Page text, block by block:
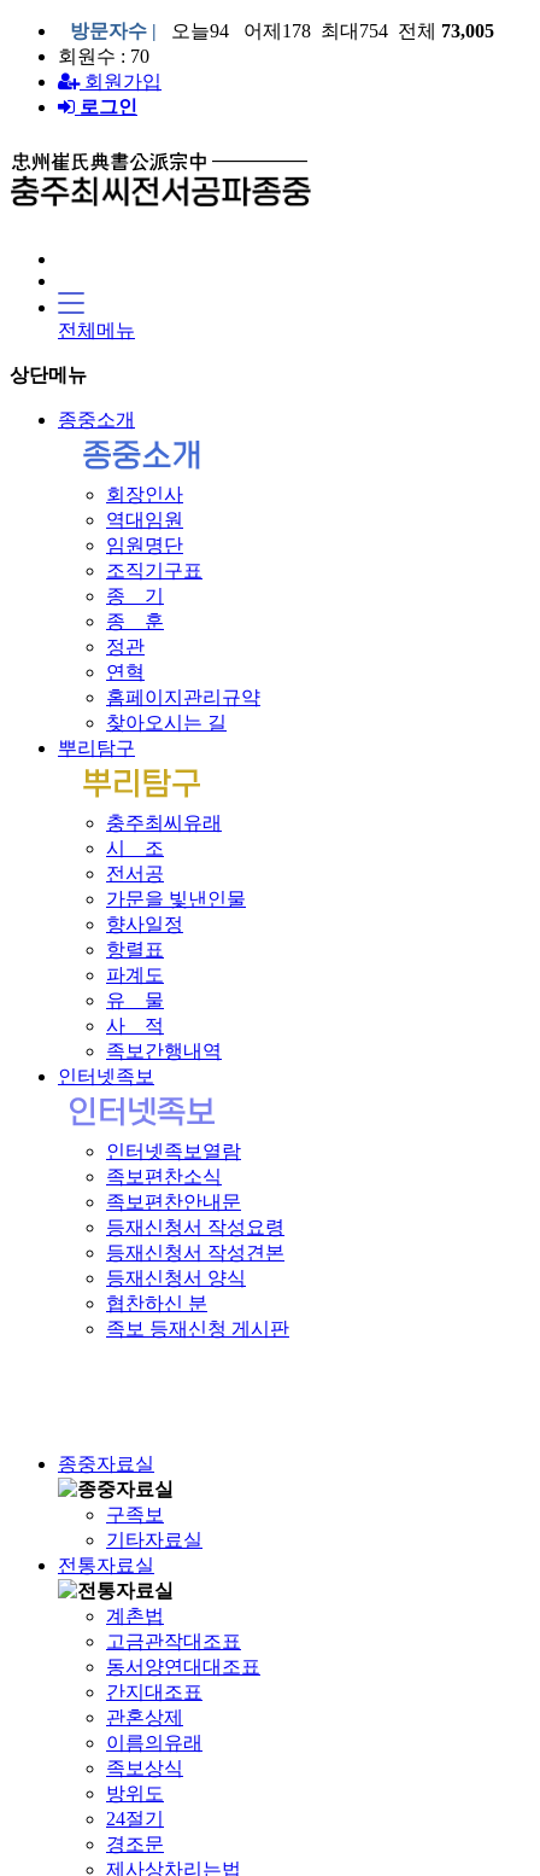
방문자수 | 오늘94 어제178 최대754 전체 73,005
회원수 : 70
회원가입
로그인
전체메뉴
상단메뉴
종중소개
회장인사
역대임원
임원명단
조직기구표
종 기
종 훈
정관
연혁
홈페이지관리규약
찾아오시는 길
뿌리탐구
충주최씨유래
시 조
전서공
가문을 빛낸인물
향사일정
항렬표
파계도
유 물
사 적
족보간행내역
인터넷족보
인터넷족보열람
족보편찬소식
족보편찬안내문
등재신청서 작성요령
등재신청서 작성견본
등재신청서 양식
협찬하신 분
족보 등재신청 게시판
종중자료실
구족보
기타자료실
전통자료실
계촌법
고금관작대조표
동서양연대대조표
간지대조표
관혼상제
이름의유래
족보상식
방위도
24절기
경조문
제사상차리는법